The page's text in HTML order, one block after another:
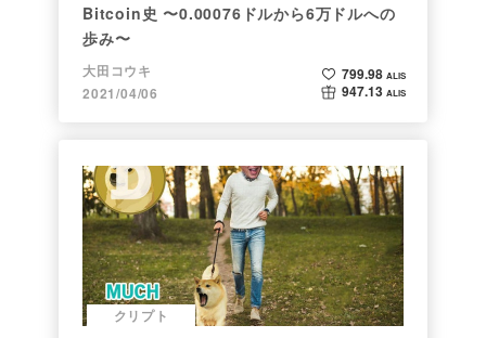
Bitcoin史 〜0.00076ドルから6万ドルへの
歩み〜
大田コウキ
2021/04/06
799.98 ALIS
947.13 ALIS
クリプト